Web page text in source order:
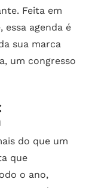
Feita em
agenda é
sua marca
um congresso
do que um
que
o ano,